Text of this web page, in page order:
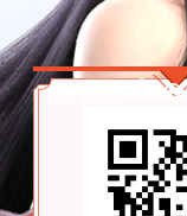
TẢI